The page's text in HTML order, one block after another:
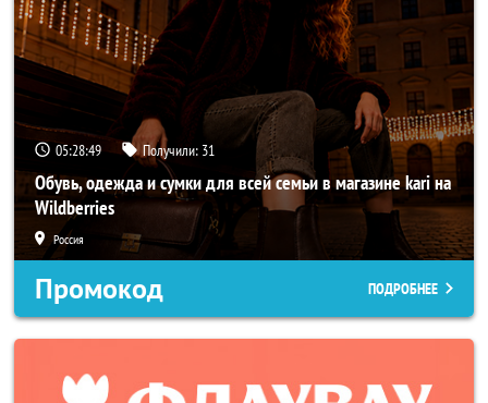
05:28:46 Получили: 31
Обувь, одежда и сумки для всей семьи в магазине kari на
Wildberries
Россия
Промокод ПОДРОБНЕЕ